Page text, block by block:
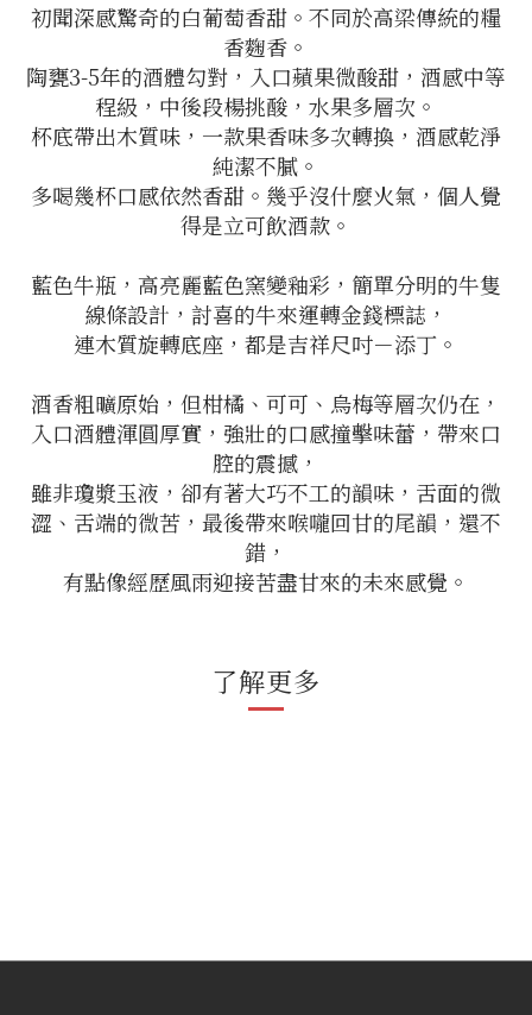
初聞深感驚奇的白葡萄香甜。不同於高梁傳統的糧
香麴香。
陶甕3-5年的酒體勾對，入口蘋果微酸甜，酒感中等
程級，中後段楊挑酸，水果多層次。
杯底帶出木質味，一款果香味多次轉換，酒感乾淨
純潔不膩。
多喝幾杯口感依然香甜。幾乎沒什麼火氣，個人覺
得是立可飲酒款。
藍色牛瓶，高亮麗藍色窯變釉彩，簡單分明的牛隻
線條設計，討喜的牛來運轉金錢標誌，
連木質旋轉底座，都是吉祥尺吋－添丁。
酒香粗曠原始，但柑橘、可可、烏梅等層次仍在，
入口酒體渾圓厚實，強壯的口感撞擊味蕾，帶來口
腔的震撼，
雖非瓊漿玉液，卻有著大巧不工的韻味，舌面的微
澀、舌端的微苦，最後帶來喉嚨回甘的尾韻，還不
錯，
有點像經歷風雨迎接苦盡甘來的未來感覺。
了解更多